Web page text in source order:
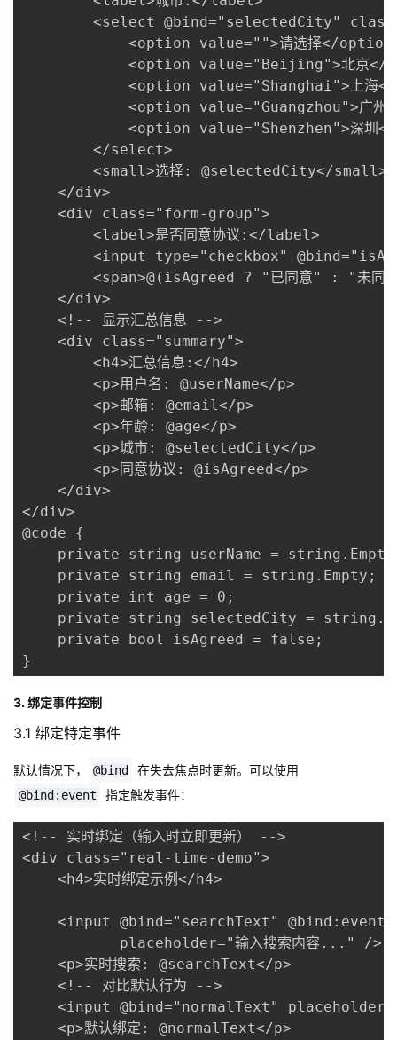
<select @bind="selectedCity"
<option value="">请选择</
<option value="Beijing">北京</
<option value="Shanghai">上海
<option value="Guangzhou">广州
<option value="Shenzhen">深圳
        </select>
        <small>选择: @selectedCity</small>
    </div>
    <div class="form-group">
        <label>是否同意协议:</label>
<input type="checkbox"
<span>@(isAgreed ? "已同意" : "未同
    </div>
    <!-- 显示汇总信息 -->
    <div class="summary">
        <h4>汇总信息:</h4>
        <p>用户名: @userName</p>
        <p>邮箱: @email</p>
        <p>年龄: @age</p>
        <p>城市: @selectedCity</p>
        <p>同意协议: @isAgreed</p>
    </div>
</div>
@code {
private string userName =
    private string email = string.Empty;
    private int age = 0;
private string selectedCity =
    private bool isAgreed = false;
}
3. 绑定事件控制
3.1 绑定特定事件
默认情况下， @bind 在失去焦点时更新。可以使用
@bind:event 指定触发事件：
<!-- 实时绑定（输入时立即更新） -->
<div class="real-time-demo">
    <h4>实时绑定示例</h4>
<input @bind="searchText"
           placeholder="输入搜索内容..." />
    <p>实时搜索: @searchText</p>
    <!-- 对比默认行为 -->
<input @bind="normalText" placeholder="
    <p>默认绑定: @normalText</p>